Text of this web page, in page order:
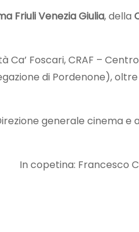
Friuli Venezia Giulia, della
Foscari, CRAF –
di Pordenone),
generale cinema e
In copetina: Francesco